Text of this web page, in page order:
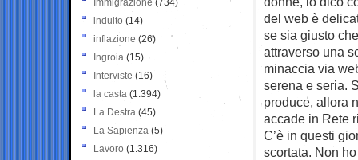
del web è
se sia giusto
attraverso una
minaccia via
serena e seria.
produce, allora
accade in Rete
C’è in questi
scortata. Non
Immigrazione (734)
indulto (14)
inflazione (26)
Ingroia (15)
Interviste (16)
la casta (1.394)
La Destra (45)
La Sapienza (5)
Lavoro (1.316)